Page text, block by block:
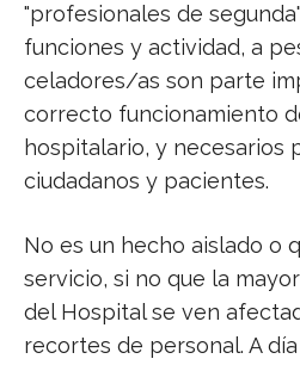
"profesionales de
funciones y actividad, a
celadores/as son parte
correcto funcionamiento
hospitalario, y necesarios
ciudadanos y pacientes.
No es un hecho aislado o
servicio, si no que la
del Hospital se ven
recortes de personal. A